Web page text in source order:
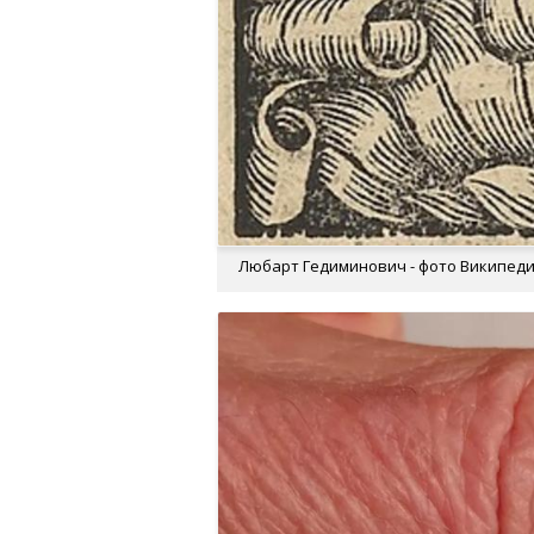
Любарт Гедиминович - фото